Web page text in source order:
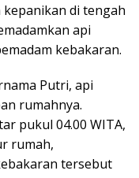
di tengah
api
kebakaran.
Putri, api
rumahnya.
pukul 04.00 WITA,
rumah,
tersebut